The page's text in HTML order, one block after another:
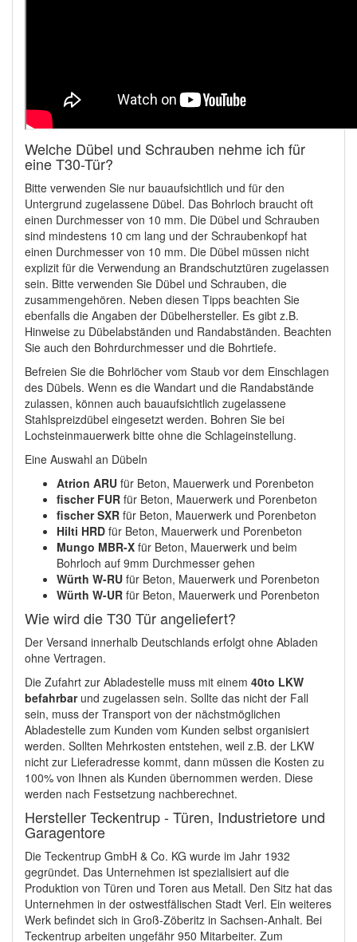
Welche Dübel und Schrauben nehme ich für
eine T30-Tür?
Bitte verwenden Sie nur bauaufsichtlich und für den
Untergrund zugelassene Dübel. Das Bohrloch braucht oft
einen Durchmesser von 10 mm. Die Dübel und Schrauben
sind mindestens 10 cm lang und der Schraubenkopf hat
einen Durchmesser von 10 mm. Die Dübel müssen nicht
explizit für die Verwendung an Brandschutztüren zugelassen
sein. Bitte verwenden Sie Dübel und Schrauben, die
zusammengehören. Neben diesen Tipps beachten Sie
ebenfalls die Angaben der Dübelhersteller. Es gibt z.B.
Hinweise zu Dübelabständen und Randabständen. Beachten
Sie auch den Bohrdurchmesser und die Bohrtiefe.
Befreien Sie die Bohrlöcher vom Staub vor dem Einschlagen
des Dübels. Wenn es die Wandart und die Randabstände
zulassen, können auch bauaufsichtlich zugelassene
Stahlspreizdübel eingesetzt werden. Bohren Sie bei
Lochsteinmauerwerk bitte ohne die Schlageinstellung.
Eine Auswahl an Dübeln
Atrion ARU für Beton, Mauerwerk und Porenbeton
fischer FUR für Beton, Mauerwerk und Porenbeton
fischer SXR für Beton, Mauerwerk und Porenbeton
Hilti HRD für Beton, Mauerwerk und Porenbeton
Mungo MBR-X für Beton, Mauerwerk und beim
Bohrloch auf 9mm Durchmesser gehen
Würth W-RU für Beton, Mauerwerk und Porenbeton
Würth W-UR für Beton, Mauerwerk und Porenbeton
Wie wird die T30 Tür angeliefert?
Der Versand innerhalb Deutschlands erfolgt ohne Abladen
ohne Vertragen.
Die Zufahrt zur Abladestelle muss mit einem 40to LKW
befahrbarund zugelassen sein. Sollte das nicht der Fall
sein, muss der Transport von der nächstmöglichen
Abladestelle zum Kunden vom Kunden selbst organisiert
werden. Sollten Mehrkosten entstehen, weil z.B. der LKW
nicht zur Lieferadresse kommt, dann müssen die Kosten zu
100% von Ihnen als Kunden übernommen werden. Diese
werden nach Festsetzung nachberechnet.
Hersteller Teckentrup - Türen, Industrietore und
Garagentore
Die Teckentrup GmbH & Co. KG wurde im Jahr 1932
gegründet. Das Unternehmen ist spezialisiert auf die
Produktion von Türen und Toren aus Metall. Den Sitz hat das
Unternehmen in der ostwestfälischen Stadt Verl. Ein weiteres
Werk befindet sich in Groß-Zöberitz in Sachsen-Anhalt. Bei
Teckentrup arbeiten ungefähr 950 Mitarbeiter. Zum